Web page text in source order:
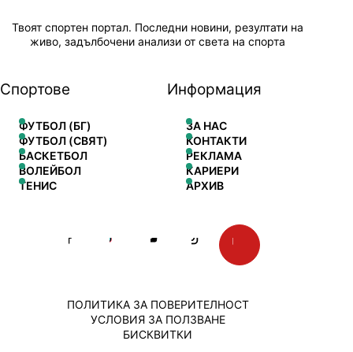
Твоят спортен портал. Последни новини, резултати на
живо, задълбочени анализи от света на спорта
Спортове
ФУТБОЛ (БГ)
ФУТБОЛ (СВЯТ)
БАСКЕТБОЛ
ВОЛЕЙБОЛ
ТЕНИС
Информация
ЗА НАС
КОНТАКТИ
РЕКЛАМА
КАРИЕРИ
АРХИВ
ПОЛИТИКА ЗА ПОВЕРИТЕЛНОСТ
УСЛОВИЯ ЗА ПОЛЗВАНЕ
БИСКВИТКИ